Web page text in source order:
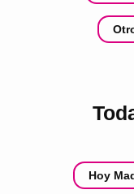
Hoy